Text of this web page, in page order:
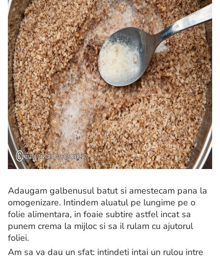
Adaugam galbenusul batut si amestecam pana la
omogenizare. Intindem aluatul pe lungime pe o
folie alimentara, in foaie subtire astfel incat sa
punem crema la mijloc si sa il rulam cu ajutorul
foliei.
Am sa va dau un sfat: intindeti intai un rulou intre